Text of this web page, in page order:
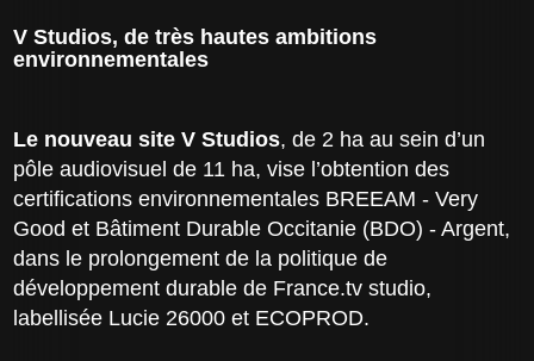
V Studios, de très hautes ambitions
environnementales
Le nouveau site V Studios, de 2 ha au sein d’un
pôle audiovisuel de 11 ha, vise l’obtention des
certifications environnementales BREEAM - Very
Good et Bâtiment Durable Occitanie (BDO) - Argent,
dans le prolongement de la politique de
développement durable de France.tv studio,
labellisée Lucie 26000 et ECOPROD.